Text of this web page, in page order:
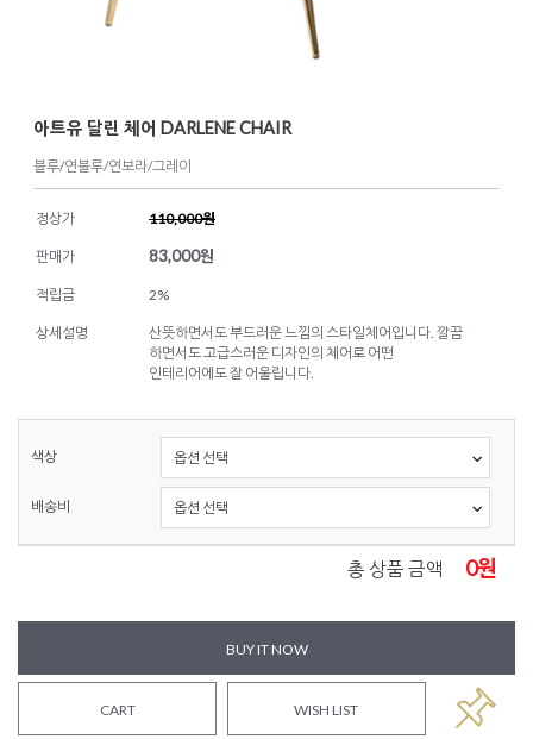
아트유 달린 체어 DARLENE CHAIR
블루/연블루/연보라/그레이
정상가 110,000원
판매가 83,000원
적립금 2%
상세설명
산뜻하면서도 부드러운 느낌의 스타일체어입니다. 깔끔
하면서도 고급스러운 디자인의 체어로 어떤
인테리어에도 잘 어울립니다.
색상
배송비
총 상품 금액 0원
BUY IT NOW
CART WISH LIST